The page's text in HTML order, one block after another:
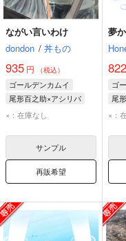
ながい言いわけ
dondon / 丼もの
935 円 （税込）
ゴールデンカムイ
尾形百之助×アシリパ
アシリパ
×：在庫なし
サンプル
再販希望
夢
822
ゴ
尾
尾
×：